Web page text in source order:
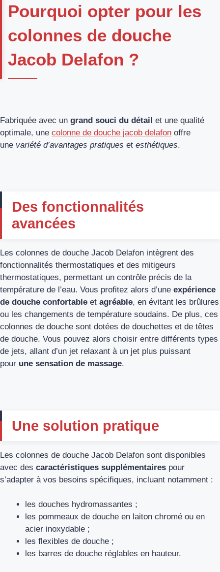
Pourquoi opter pour les
colonnes de douche
Jacob Delafon ?
Fabriquée avec un grand souci du détail et une qualité
optimale, une colonne de douche jacob delafon offre
une variété d’avantages pratiques et esthétiques.
Des fonctionnalités
avancées
Les colonnes de douche Jacob Delafon intègrent des
fonctionnalités thermostatiques et des mitigeurs
thermostatiques, permettant un contrôle précis de la
température de l’eau. Vous profitez alors d’une expérience
de douche confortable et agréable, en évitant les brûlures
ou les changements de température soudains. De plus, ces
colonnes de douche sont dotées de douchettes et de têtes
de douche. Vous pouvez alors choisir entre différents types
de jets, allant d’un jet relaxant à un jet plus puissant
pour une sensation de massage.
Une solution pratique
Les colonnes de douche Jacob Delafon sont disponibles
avec des caractéristiques supplémentaires pour
s’adapter à vos besoins spécifiques, incluant notamment :
les douches hydromassantes ;
les pommeaux de douche en laiton chromé ou en
acier inoxydable ;
les flexibles de douche ;
les barres de douche réglables en hauteur.